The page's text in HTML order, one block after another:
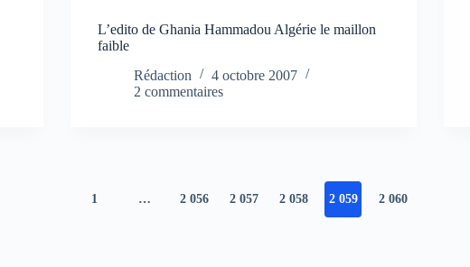
L’edito de Ghania Hammadou Algérie le maillon
faible
Rédaction
4 octobre 2007
2 commentaires
1 … 2 056 2 057 2 058 2 059 2 060